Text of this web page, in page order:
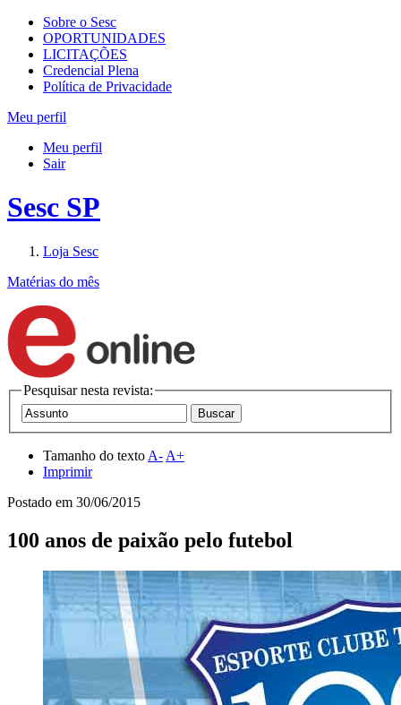
Sobre o Sesc
OPORTUNIDADES
LICITAÇÕES
Credencial Plena
Política de Privacidade
Meu perfil
Meu perfil
Sair
Sesc SP
Loja Sesc
Matérias do mês
Pesquisar nesta revista:
Tamanho do texto A- A+
Imprimir
Postado em 30/06/2015
100 anos de paixão pelo futebol